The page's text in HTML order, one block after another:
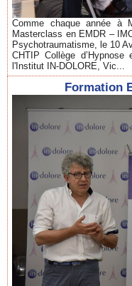
Comme chaque année à
Masterclass en EMDR –
Psychotraumatisme, le 10
CHTIP Collège
l'Institut IN-DOLORE, Vic...
Formation